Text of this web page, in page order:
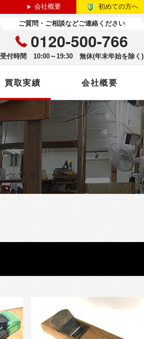
会社概要 初めての方へ
ご質問・ご相談などご連絡ください
0120-500-766
受付時間 10:00～19:30 無休(年末年始を除く)
買取実績 会社概要